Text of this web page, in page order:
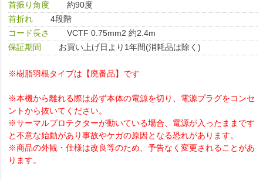
首振り角度
約90度
首折れ
4段階
コード長さ
VCTF 0.75mm2 約2.4m
保証期間
お買い上げ日より1年間(消耗品は除く)
※樹脂羽根タイプは【廃番品】です
※本機から離れる際は必ず本体の電源を切り、電源プラグをコンセ
ントから抜いてください。
※サーマルプロテクターが動いている場合、電源が入ったままです
と不意な始動があり事故やケガの原因となる恐れがあります。
※商品の外観・仕様は改良等のため、予告なく変更されることがあ
ります。